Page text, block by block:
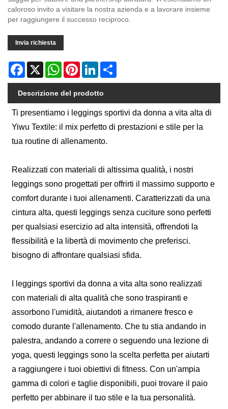
caloroso invito a visitare la nostra azienda e a lavorare insieme
per raggiungere il successo reciproco.
Invia richiesta
Facebook
X WhatsAppPinterestLinkedIn
Descrizione del prodotto
Ti presentiamo i leggings sportivi da donna a vita alta di
Yiwu Textile: il mix perfetto di prestazioni e stile per la
tua routine di allenamento.
Realizzati con materiali di altissima qualità, i nostri
leggings sono progettati per offrirti il ​​massimo supporto e
comfort durante i tuoi allenamenti. Caratterizzati da una
cintura alta, questi leggings senza cuciture sono perfetti
per qualsiasi esercizio ad alta intensità, offrendoti la
flessibilità e la libertà di movimento che preferisci.
bisogno di affrontare qualsiasi sfida.
I leggings sportivi da donna a vita alta sono realizzati
con materiali di alta qualità che sono traspiranti e
assorbono l'umidità, aiutandoti a rimanere fresco e
comodo durante l'allenamento. Che tu stia andando in
palestra, andando a correre o seguendo una lezione di
yoga, questi leggings sono la scelta perfetta per aiutarti
a raggiungere i tuoi obiettivi di fitness. Con un'ampia
gamma di colori e taglie disponibili, puoi trovare il paio
perfetto per abbinare il tuo stile e la tua personalità.